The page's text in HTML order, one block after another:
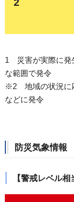
2
1 災害が実際に
な範囲で発令
※2
地域の状況に
などに発令
防災気象情報
【警戒レベル相